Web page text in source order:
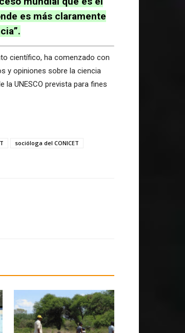
es más claramente
científico, ha comenzado con
y opiniones sobre la ciencia
UNESCO prevista para fines
socióloga del CONICET